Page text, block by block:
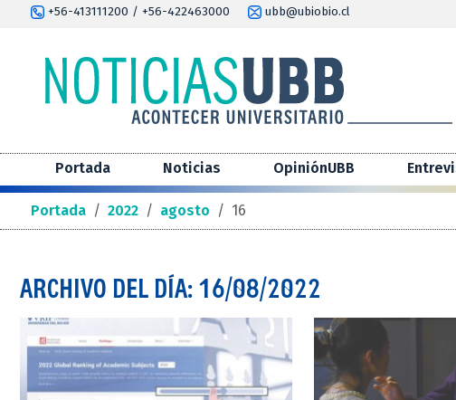
+56-413111200 / +56-422463000 ubb@ubiobio.cl
Portada Noticias OpiniónUBB
Portada / 2022 / agosto / 16
ARCHIVO DEL DÍA: 16/08/2022